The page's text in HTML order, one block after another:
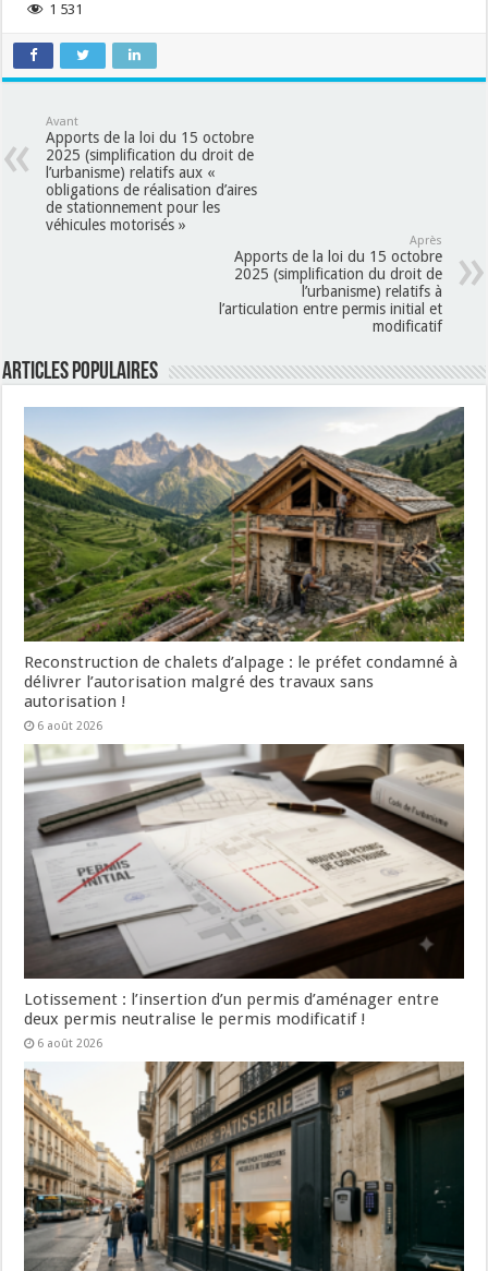
1 531
Avant
Apports de la loi du 15 octobre
2025 (simplification du droit de
l’urbanisme) relatifs aux «
obligations de réalisation d’aires
de stationnement pour les
véhicules motorisés »
Après
Apports de la loi du 15 octobre
2025 (simplification du droit de
l’urbanisme) relatifs à
l’articulation entre permis initial et
modificatif
Articles populaires
Reconstruction de chalets d’alpage : le préfet condamné à
délivrer l’autorisation malgré des travaux sans
autorisation !
6 août 2026
Lotissement : l’insertion d’un permis d’aménager entre
deux permis neutralise le permis modificatif !
6 août 2026